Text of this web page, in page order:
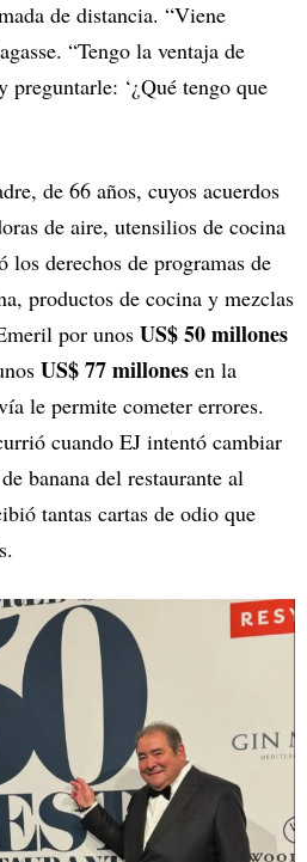
de distancia. “Viene
“Tengo la ventaja de
‘¿Qué tengo que
de 66 años, cuyos acuerdos
de aire, utensilios de cocina
los derechos de programas de
productos de cocina y mezclas
por unos US$ 50 millones
US$ 77 millones en la
le permite cometer errores.
cuando EJ intentó cambiar
banana del restaurante al
tantas cartas de odio que